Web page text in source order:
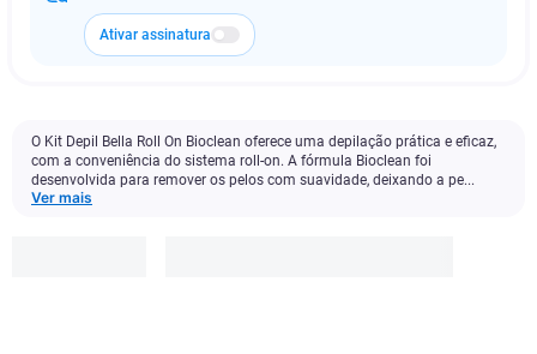
Ativar assinatura
O Kit Depil Bella Roll On Bioclean oferece uma depilação prática e eficaz,
com a conveniência do sistema roll-on. A fórmula Bioclean foi
desenvolvida para remover os pelos com suavidade, deixando a pe...
Ver mais